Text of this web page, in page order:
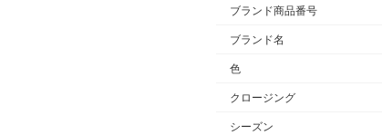
ブランド商品番号
ブランド名
色
クロージング
シーズン